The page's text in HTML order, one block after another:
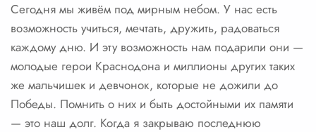
Сегодня мы живём под мирным небом. У нас есть
возможность учиться, мечтать, дружить, радоваться
каждому дню. И эту возможность нам подарили они —
молодые герои Краснодона и миллионы других таких
же мальчишек и девчонок, которые не дожили до
Победы. Помнить о них и быть достойными их памяти
— это наш долг. Когда я закрываю последнюю